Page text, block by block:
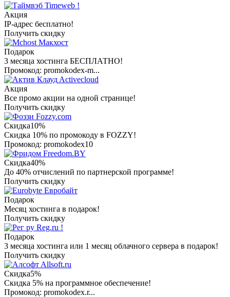
Timeweb !
Акция
IP-адрес бесплатно!
Получить скидку
Макхост
Подарок
3 месяца хостинга БЕСПЛАТНО!
Промокод: promokodex-m...
Activecloud
Акция
Все промо акции на одной странице!
Получить скидку
Fozzy.com
Скидка10%
Скидка 10% по промокоду в FOZZY!
Промокод: promokodex10
Freedom.BY
Скидка40%
До 40% отчислений по партнерской программе!
Получить скидку
Евробайт
Подарок
Месяц хостинга в подарок!
Получить скидку
Reg.ru !
Подарок
3 месяца хостинга или 1 месяц облачного сервера в подарок!
Получить скидку
Allsoft.ru
Скидка5%
Скидка 5% на программное обеспечение!
Промокод: promokodex.r...